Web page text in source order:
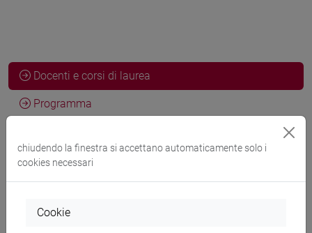
Docenti e corsi di laurea
Programma
Docenti
chiudendo la finestra si accettano automaticamente solo i
cookies necessari
Cookie